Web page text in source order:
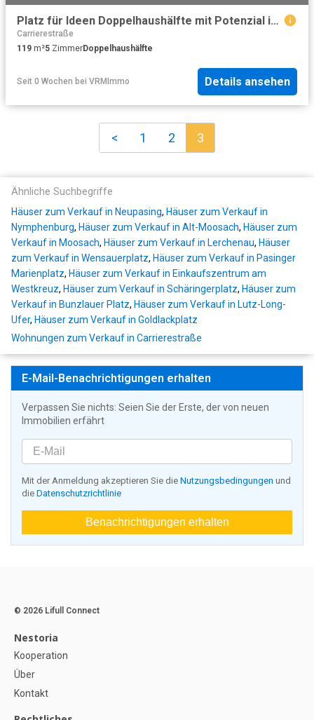
Platz für Ideen Doppelhaushälfte mit Potenzial in ruhiger Lage von Feldmoching
Carrierestraße
119 m²5 ZimmerDoppelhaushälfte
Seit 0 Wochen bei VRMImmo Details ansehen
< 1 2 3
Ähnliche Suchbegriffe
Häuser zum Verkauf in Neupasing, Häuser zum Verkauf in
Nymphenburg, Häuser zum Verkauf in Alt-Moosach, Häuser zum
Verkauf in Moosach, Häuser zum Verkauf in Lerchenau, Häuser
zum Verkauf in Wensauerplatz, Häuser zum Verkauf in Pasinger
Marienplatz, Häuser zum Verkauf in Einkaufszentrum am
Westkreuz, Häuser zum Verkauf in Schäringerplatz, Häuser zum
Verkauf in Bunzlauer Platz, Häuser zum Verkauf in Lutz-Long-
Ufer, Häuser zum Verkauf in Goldlackplatz
Wohnungen zum Verkauf in Carrierestraße
E-Mail-Benachrichtigungen erhalten
Verpassen Sie nichts: Seien Sie der Erste, der von neuen
Immobilien erfährt
Mit der Anmeldung akzeptieren Sie die Nutzungsbedingungen und
die Datenschutzrichtlinie
Benachrichtigungen erhalten
© 2026 Lifull Connect
Nestoria
Kooperation
Über
Kontakt